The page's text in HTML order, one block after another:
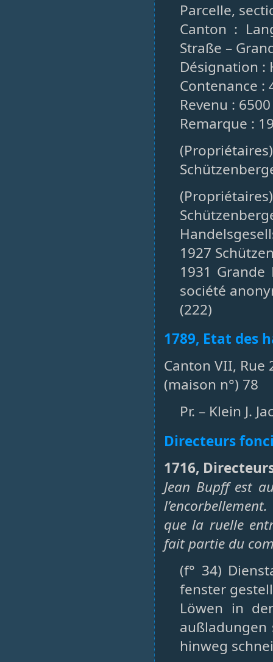
Parcelle,
Canton :
Straße –
Désignation :
Contenance :
Revenu :
Remarque :
1927
1931
société
(222)
1789, Etat des
Canton VII, Rue
(maison n°) 78
Pr. – Klein J.
Directeurs
1716,
Jean Bupff est
que la ruelle
fait partie du
(f° 34)
fenster
Löwen in
hinweg